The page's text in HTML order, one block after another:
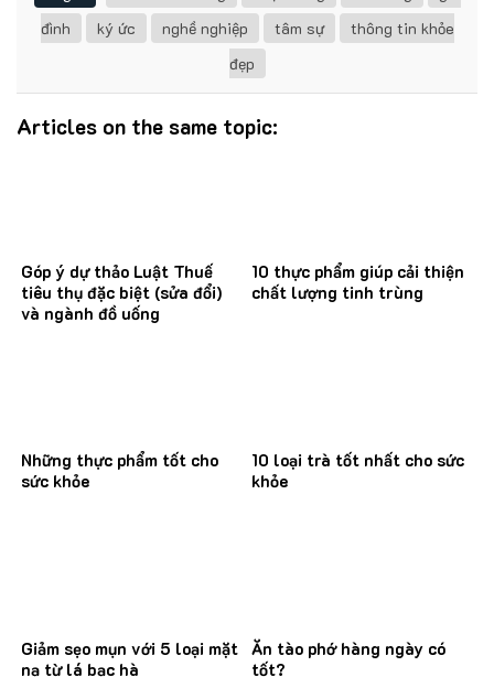
đình
ký ức nghề nghiệp tâm sự
thông tin khỏe
đẹp
Articles on the same topic:
Góp ý dự thảo Luật Thuế
tiêu thụ đặc biệt (sửa đổi)
và ngành đồ uống
10 thực phẩm giúp cải thiện
chất lượng tinh trùng
Những thực phẩm tốt cho
sức khỏe
10 loại trà tốt nhất cho sức
khỏe
Giảm sẹo mụn với 5 loại mặt
nạ từ lá bạc hà
Ăn tào phớ hàng ngày có
tốt?